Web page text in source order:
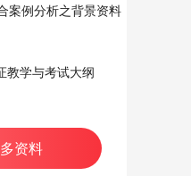
案例分析之背景资料
教学与考试大纲
资料